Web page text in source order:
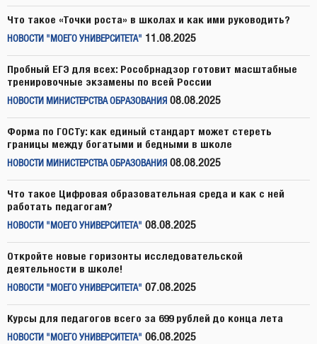
Что такое «Точки роста» в школах и как ими руководить?
НОВОСТИ "МОЕГО УНИВЕРСИТЕТА" 11.08.2025
Пробный ЕГЭ для всех: Рособрнадзор готовит масштабные
тренировочные экзамены по всей России
НОВОСТИ МИНИСТЕРСТВА ОБРАЗОВАНИЯ 08.08.2025
Форма по ГОСТу: как единый стандарт может стереть
границы между богатыми и бедными в школе
НОВОСТИ МИНИСТЕРСТВА ОБРАЗОВАНИЯ 08.08.2025
Что такое Цифровая образовательная среда и как с ней
работать педагогам?
НОВОСТИ "МОЕГО УНИВЕРСИТЕТА" 08.08.2025
Откройте новые горизонты исследовательской
деятельности в школе!
НОВОСТИ "МОЕГО УНИВЕРСИТЕТА" 07.08.2025
Курсы для педагогов всего за 699 рублей до конца лета
НОВОСТИ "МОЕГО УНИВЕРСИТЕТА" 06.08.2025